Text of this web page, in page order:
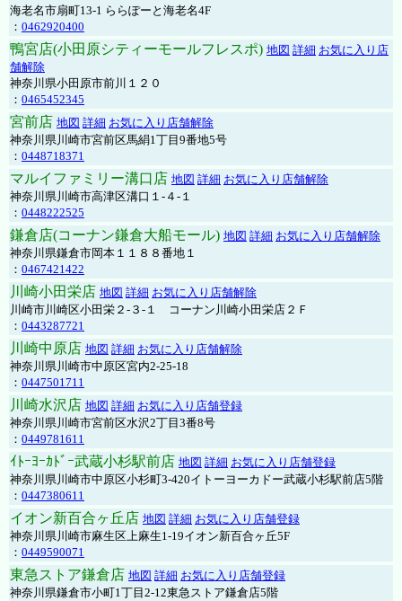
海老名市扇町13-1 ららぽーと海老名4F
： 0462920400
鴨宮店(小田原シティーモールフレスポ) 地図 詳細 お気に入り店
舗解除
神奈川県小田原市前川１２０
： 0465452345
宮前店 地図 詳細 お気に入り店舗解除
神奈川県川崎市宮前区馬絹1丁目9番地5号
： 0448718371
マルイファミリー溝口店 地図 詳細 お気に入り店舗解除
神奈川県川崎市高津区溝口１-４-１
： 0448222525
鎌倉店(コーナン鎌倉大船モール) 地図 詳細 お気に入り店舗解除
神奈川県鎌倉市岡本１１８８番地１
： 0467421422
川崎小田栄店 地図 詳細 お気に入り店舗解除
川崎市川崎区小田栄２‐３‐１ コーナン川崎小田栄店２Ｆ
： 0443287721
川崎中原店 地図 詳細 お気に入り店舗解除
神奈川県川崎市中原区宮内2-25-18
： 0447501711
川崎水沢店 地図 詳細 お気に入り店舗登録
神奈川県川崎市宮前区水沢2丁目3番8号
： 0449781611
ｲﾄｰﾖｰｶﾄﾞｰ武蔵小杉駅前店 地図 詳細 お気に入り店舗登録
神奈川県川崎市中原区小杉町3-420イトーヨーカドー武蔵小杉駅前店5階
： 0447380611
イオン新百合ヶ丘店 地図 詳細 お気に入り店舗登録
神奈川県川崎市麻生区上麻生1-19イオン新百合ヶ丘5F
： 0449590071
東急ストア鎌倉店 地図 詳細 お気に入り店舗登録
神奈川県鎌倉市小町1丁目2-12東急ストア鎌倉店5階